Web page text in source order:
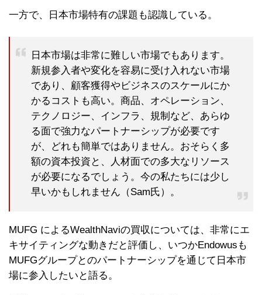
一方で、日本市場特有の課題も認識している。
日本市場は非常に難しい市場でもあります。
新規参入者や変化を容易に受け入れない市場
であり、顧客獲得やビジネスのスケールにか
かるコストも高い。商品、オペレーション、
テクノロジー、インフラ、規制など、あらゆ
る面で強力なパートナーシップが必要です
が、どれも簡単ではありません。おそらく多
額の資本投資と、人材面での多大なリソース
が必要になるでしょう。今の私たちには少し
早いかもしれません（Sam氏）。
MUFG によるWealthNaviの買収については、非常にエ
キサイティングな動きだと評価し、いつかEndowusも
MUFGグループとのパートナーシップを通じて日本市
場に参入したいと語る。